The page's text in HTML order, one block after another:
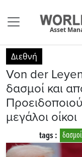
Asset
Διεθνή
Von der
δασμοί και
μεγάλοι οίκοι
tags :